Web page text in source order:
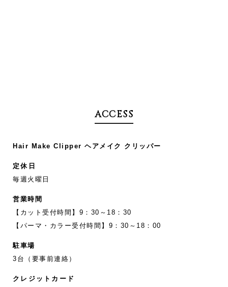
ACCESS
Hair Make Clipper ヘアメイク クリッパー
定休日
毎週火曜日
営業時間
【カット受付時間】9：30～18：30
【パーマ・カラー受付時間】9：30～18：00
駐車場
3台（要事前連絡）
クレジットカード